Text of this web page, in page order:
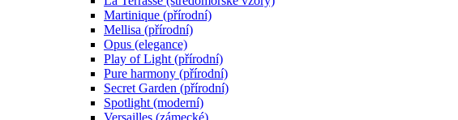
Martinique (přírodní)
Mellisa (přírodní)
Opus (elegance)
Play of Light (přírodní)
Pure harmony (přírodní)
Secret Garden (přírodní)
Spotlight (moderní)
Versailles (zámecké)